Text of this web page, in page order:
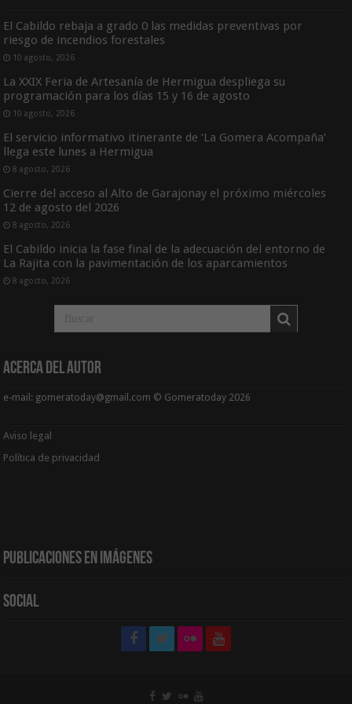
El Cabildo rebaja a grado 0 las medidas preventivas por
riesgo de incendios forestales
10 agosto, 2026
La XXIX Feria de Artesanía de Hermigua despliega su
programación para los días 15 y 16 de agosto
10 agosto, 2026
El servicio informativo itinerante de ‘La Gomera Acompaña’
llega este lunes a Hermigua
8 agosto, 2026
Cierre del acceso al Alto de Garajonay el próximo miércoles
12 de agosto del 2026
8 agosto, 2026
El Cabildo inicia la fase final de la adecuación del entorno de
La Rajita con la pavimentación de los aparcamientos
8 agosto, 2026
Acerca del Autor
e-mail: gomeratoday@gmail.com © Gomeratoday 2026
Aviso legal
Política de privacidad
Publicaciones en Imágenes
Social